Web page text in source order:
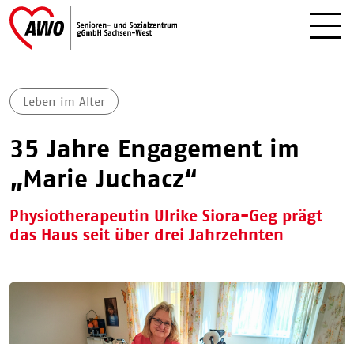
Leben im Alter
35 Jahre Engagement im
„Marie Juchacz“
Physiotherapeutin Ulrike Siora-Geg prägt
das Haus seit über drei Jahrzehnten